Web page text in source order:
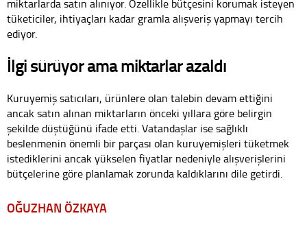
miktarlarda satın alınıyor. Özellikle bütçesini korumak isteyen
tüketiciler, ihtiyaçları kadar gramla alışveriş yapmayı tercih
ediyor.
İlgi sürüyor ama miktarlar azaldı
Kuruyemiş satıcıları, ürünlere olan talebin devam ettiğini
ancak satın alınan miktarların önceki yıllara göre belirgin
şekilde düştüğünü ifade etti. Vatandaşlar ise sağlıklı
beslenmenin önemli bir parçası olan kuruyemişleri tüketmek
istediklerini ancak yükselen fiyatlar nedeniyle alışverişlerini
bütçelerine göre planlamak zorunda kaldıklarını dile getirdi.
OĞUZHAN ÖZKAYA